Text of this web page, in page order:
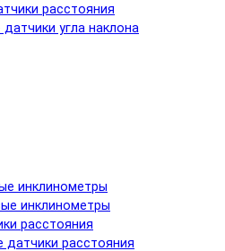
расстояния
угла наклона
инклинометры
инклинометры
расстояния
датчики расстояния